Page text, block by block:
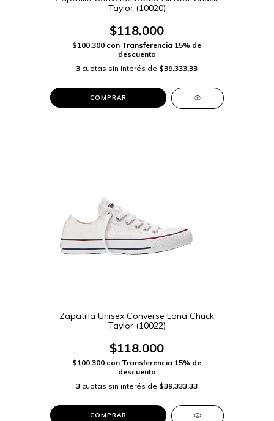
Taylor (10020)
$118.000
$100.300 con Transferencia 15% de
descuento
3 cuotas sin interés de $39.333,33
COMPRAR
Zapatilla Unisex Converse Lona Chuck
Taylor (10022)
$118.000
$100.300 con Transferencia 15% de
descuento
3 cuotas sin interés de $39.333,33
COMPRAR